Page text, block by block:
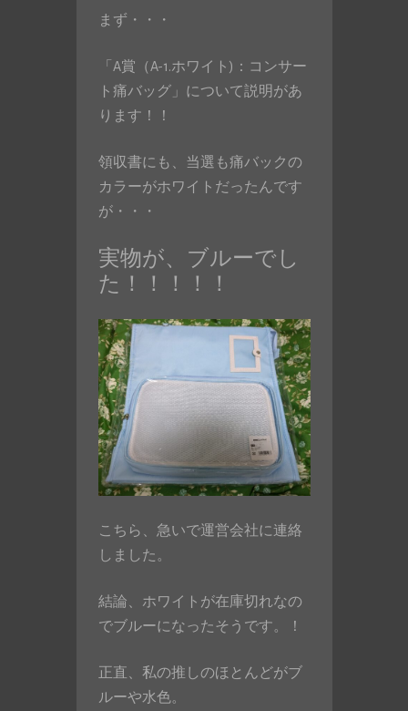
まず・・・
「A賞（A-1.ホワイト)：コンサー
ト痛バッグ」について説明があ
ります！！
領収書にも、当選も痛バックの
カラーがホワイトだったんです
が・・・
実物が、ブルーでし
た！！！！！
こちら、急いで運営会社に連絡
しました。
結論、ホワイトが在庫切れなの
でブルーになったそうです。！
正直、私の推しのほとんどがブ
ルーや水色。